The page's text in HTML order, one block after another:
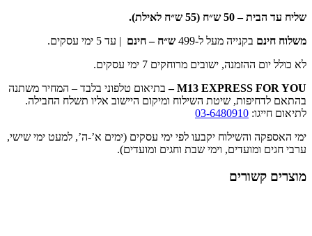
שליח עד הבית –50 ש״ח (55 ש״ח לאילת).
משלוח חינם בקנייה מעל ל-499 ש״ח – חינם | עד 5 ימי עסקים.
לא כולל יום ההזמנה, ישובים מרוחקים 7 ימי עסקים.
M13 EXPRESS FOR YOU
–בתיאום טלפוני בלבד – המחיר משתנה
בהתאם לדחיפות, שיטת השילוח ומיקום היישוב אליו תשלח החבילה.
לתיאום חייגו: 03-6480910
ימי האספקה והשילוח יקבעו לפי ימי עסקים (ימים א’-ה’, למעט ימי שישי,
ערבי חגים ומועדים, וימי שבת וחגים ומועדים).
מוצרים קשורים